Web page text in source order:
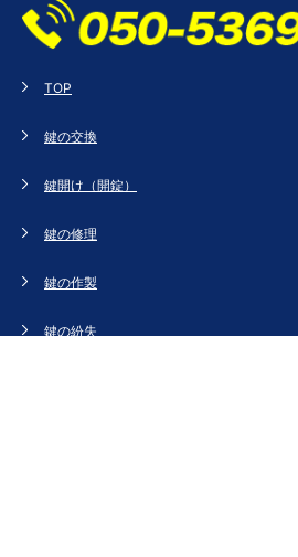
TOP
鍵の交換
鍵開け（開錠）
鍵の修理
鍵の作製
鍵の紛失